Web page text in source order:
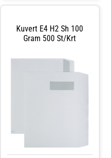
Kuvert E4 H2 Sh 100
Gram 500 St/krt